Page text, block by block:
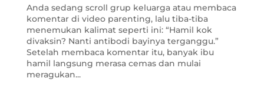
Anda sedang scroll grup keluarga atau membaca
komentar di video parenting, lalu tiba-tiba
menemukan kalimat seperti ini: “Hamil kok
divaksin? Nanti antibodi bayinya terganggu.”
Setelah membaca komentar itu, banyak ibu
hamil langsung merasa cemas dan mulai
meragukan...